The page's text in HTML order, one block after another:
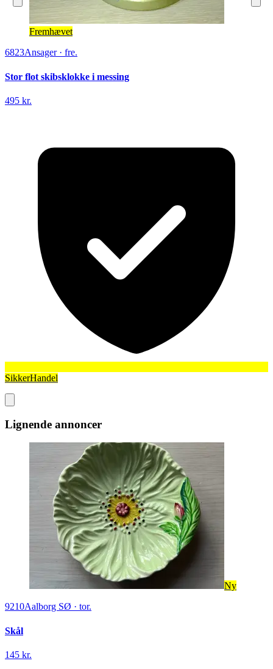
Fremhævet
6823Ansager· fre.
Stor flot skibsklokke i messing
495 kr.
SikkerHandel
Lignende annoncer
Ny
9210Aalborg SØ · tor.
Skål
145 kr.